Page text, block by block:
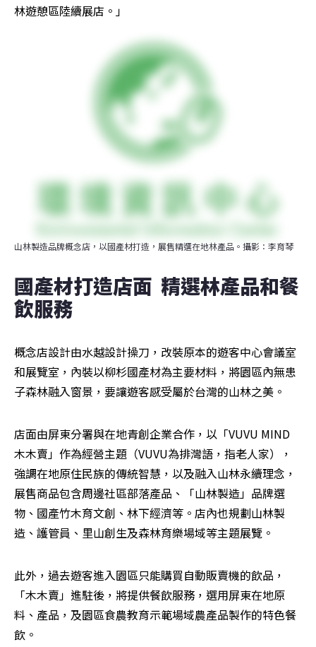
林遊憩區陸續展店。」
山林製造品牌概念店，以國產材打造，展售精選在地林產品。攝影：李育琴
國產材打造店面  精選林產品和餐
飲服務
概念店設計由水越設計操刀，改裝原本的遊客中心會議室
和展覽室，內裝以柳杉國產材為主要材料，將園區內無患
子森林融入窗景，要讓遊客感受屬於台灣的山林之美。
店面由屏東分署與在地青創企業合作，以「VUVU MIND
木木賣」作為經營主題（VUVU為排灣語，指老人家），
強調在地原住民族的傳統智慧，以及融入山林永續理念，
展售商品包含周邊社區部落產品、「山林製造」品牌選
物、國產竹木育文創、林下經濟等。店內也規劃山林製
造、護管員、里山創生及森林育樂場域等主題展覽。
此外，過去遊客進入園區只能購買自動販賣機的飲品，
「木木賣」進駐後，將提供餐飲服務，選用屏東在地原
料、產品，及園區食農教育示範場域農產品製作的特色餐
飲。